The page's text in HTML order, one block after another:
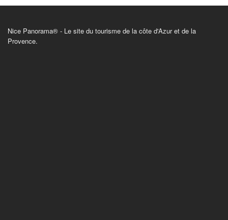
Nice Panorama® - Le site du tourisme de la côte d'Azur et de la
Provence.